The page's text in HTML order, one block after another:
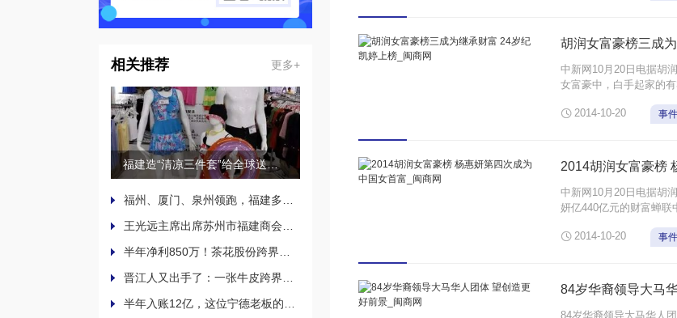
相关推荐 更多+
福建造“清凉三件套”给全球送清凉，沙滩泳装、太阳镜、伞具畅销海外
福州、厦门、泉州领跑，福建多地2026年上半年GDP成绩单出炉
王光远主席出席苏州市福建商会换届大会
半年净利850万！茶花股份跨界半导体，打赢业绩翻身仗
晋江人又出手了：一张牛皮跨界光芯片上游，5500万收购磷化铟业务落定
半年入账12亿，这位宁德老板的燕窝生意为何越做越大？茶饮首店也来了
胡润女富豪榜三成
中新网10月20日电据胡
女富豪中，白手起家的
30%女富豪中，她们或
 2014-10-20 事
2014胡润女富豪榜
中新网10月20日电据胡
妍亿440亿元的财富蝉联
胡润女富豪榜发布9年来
 2014-10-20 事
84岁华裔领导大马
84岁华裔领导大马华人